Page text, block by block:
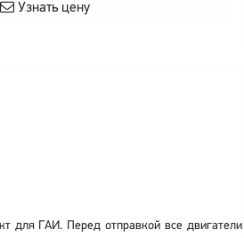
Узнать цену
для ГАИ. Перед отправкой все двигатели